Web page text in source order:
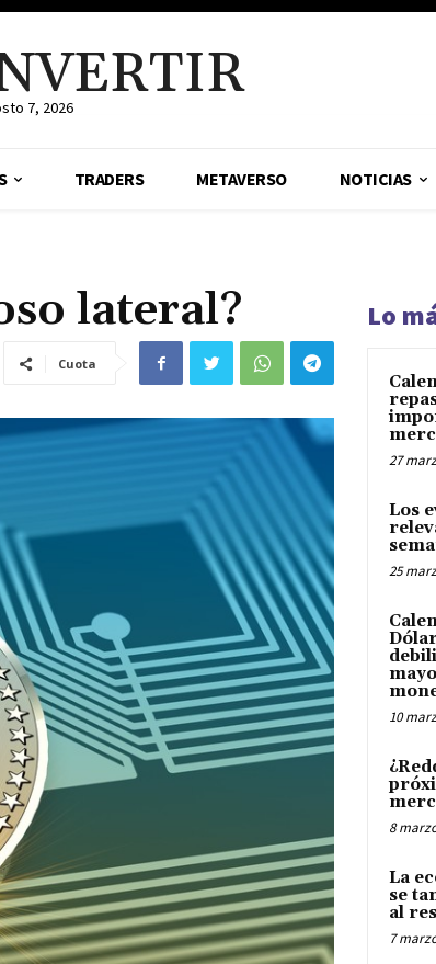
7, 2026
TRADERS METAVERSO NOTICIAS
lateral?
Cuota
Lo
27
Los
25
10
8
La
se
al
7